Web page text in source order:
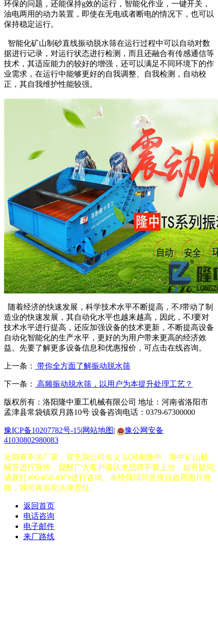
环保的问题，还能保持g效的运行，智能化作业，一键开关，
油电两用的动力装置，即使在无电或者断电的情况下，也可以
保持稳定运行。
智能化矿山制砂直线振动脱水筛在运行过程中可以自动对数
据进行记录，对运行状态进行检测，而且还融合有传感通信等
技术，其适应能力的较好的增强，还可以满足不同环境下的作
业需求，在运行中能够更好的自我调整、自我检测，自动校
正，其自我维护性能较强。
随着经济的快速发展，科学技术水平不断提高，不J带动了制
造业的快速发展，其自动化水平也越来越高，因此，不J要对
技术水平进行提高，还应加强设备的技术更新，不断提高设备
自动化智能化的生产水平，更好的为用户带来更高的经济效
益。先要了解更多设备信息和优惠报价，可点击在线咨询。
上一条： 带你全方面了解振动脱水筛
下一条： 高频振动脱水筛，以用户为本提升处理工艺？
版权所有：洛阳隆中重工机械有限公司 地址：河南省洛阳市
孟津县常袋镇双月路10号 设备咨询电话：0379-67300000
豫ICP备10207782号-15|网站地图|
豫公网安备
41030802980083
近期有不法厂家，冒充我公司名义 以河南隆中，隆中矿山机
械等进行宣传，提醒广大客户请认准品牌不要上当，如有疑问
请拨打400-658-0379进行咨询。未经我司同意擅自盗用图片视
频，我司将追究法律责任。
返回首页
电话咨询
电子邮件
来厂路线